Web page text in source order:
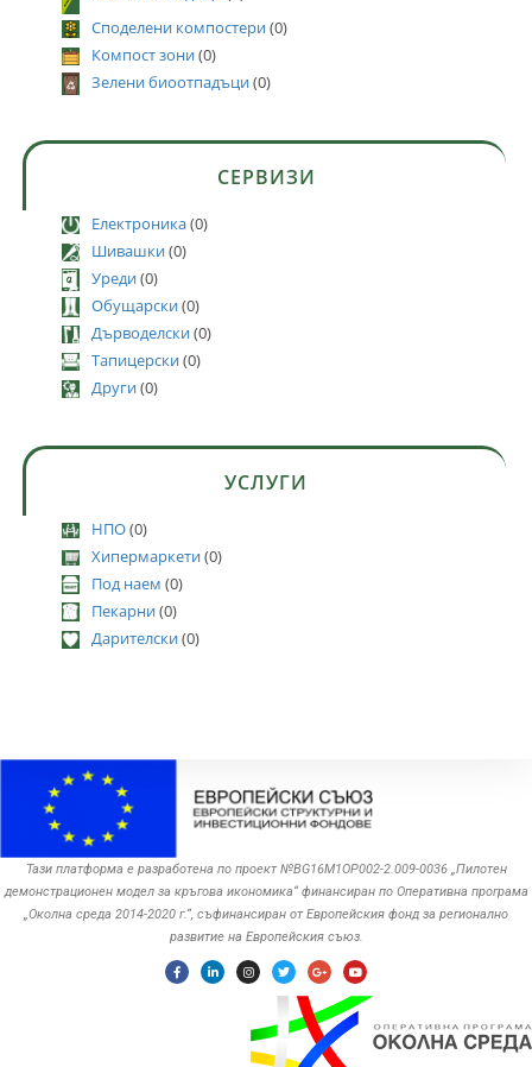
Споделени компостери(0)
Компост зони(0)
Зелени биоотпадъци(0)
СЕРВИЗИ
Електроника(0)
Шивашки(0)
Уреди(0)
Обущарски(0)
Дърводелски(0)
Тапицерски(0)
Други(0)
УСЛУГИ
НПО(0)
Хипермаркети(0)
Под наем (0)
Пекарни(0)
Дарителски(0)
Тази платформа е разработена по проект №BG16M1OP002-2.‎009-0036 „Пилотен
демонстрационен модел за кръгова икономика“ финансиран по Оперативна програма
„Околна среда ‎‎2014-2020 г.“, съфинансиран от Европейския фонд за регионално
развитие на Европейския съюз.